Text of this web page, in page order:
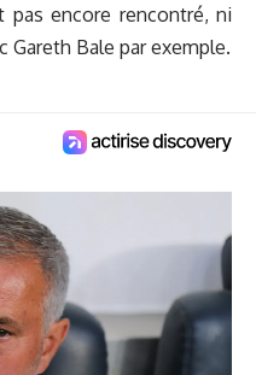
encore rencontré, ni
Bale par exemple.